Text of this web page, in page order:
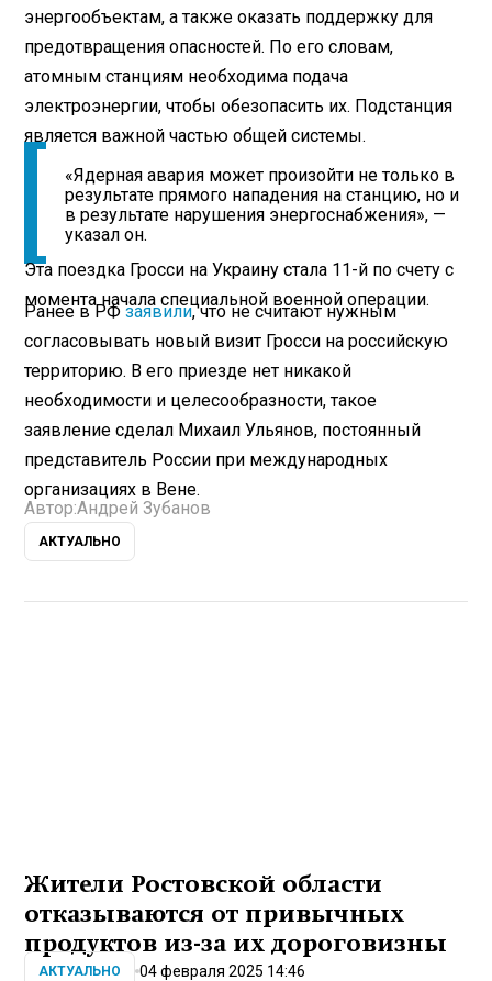
энергообъектам, а также оказать поддержку для
предотвращения опасностей. По его словам,
атомным станциям необходима подача
электроэнергии, чтобы обезопасить их. Подстанция
является важной частью общей системы.
«Ядерная авария может произойти не только в
результате прямого нападения на станцию, но и
в результате нарушения энергоснабжения», —
указал он.
Эта поездка Гросси на Украину стала 11-й по счету с
момента начала специальной военной операции.
Ранее в РФзаявили, что не считают нужным
согласовывать новый визит Гросси на российскую
территорию. В его приезде нет никакой
необходимости и целесообразности, такое
заявление сделал Михаил Ульянов, постоянный
представитель России при международных
организациях в Вене.
Автор:Андрей Зубанов
АКТУАЛЬНО
Жители Ростовской области
отказываются от привычных
продуктов из-за их дороговизны
АКТУАЛЬНО 04 февраля 2025 14:46